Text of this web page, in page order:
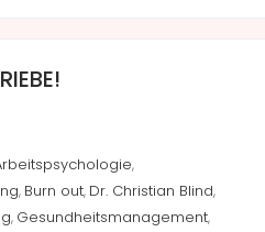
,
, Burn out, Dr. Christian Blind,
, Gesundheitsmanagement,